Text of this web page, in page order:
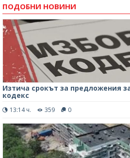
ПОДОБНИ НОВИНИ
Изтича срокът за предложения
кодекс
13:14 ч. 359 0